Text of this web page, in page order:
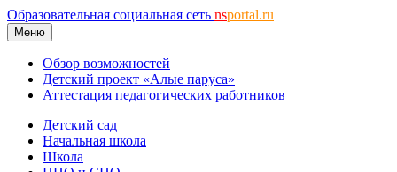
Образовательная социальная сеть nsportal.ru
Меню
Обзор возможностей
Детский проект «Алые паруса»
Аттестация педагогических работников
Детский сад
Начальная школа
Школа